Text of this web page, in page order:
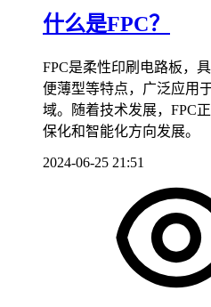
什么是FPC？
FPC是柔性印刷电路板，
便薄型等特点，广泛应用
域。随着技术发展，FPC
保化和智能化方向发展。
2024-06-25 21:51